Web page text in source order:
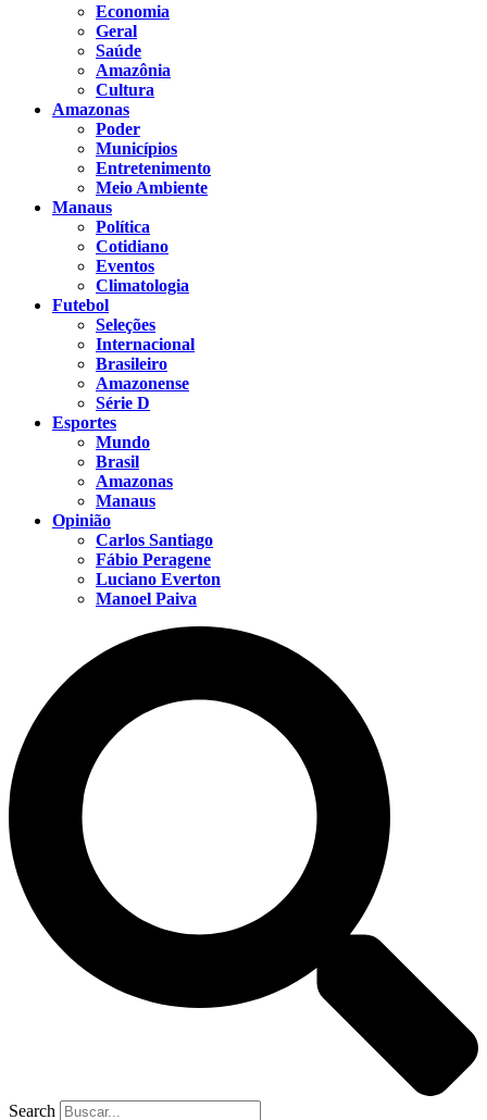
Economia
Geral
Saúde
Amazônia
Cultura
Amazonas
Poder
Municípios
Entretenimento
Meio Ambiente
Manaus
Política
Cotidiano
Eventos
Climatologia
Futebol
Seleções
Internacional
Brasileiro
Amazonense
Série D
Esportes
Mundo
Brasil
Amazonas
Manaus
Opinião
Carlos Santiago
Fábio Peragene
Luciano Everton
Manoel Paiva
Search